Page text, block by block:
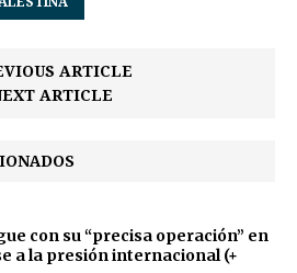
ARTICLE
ARTICLE
con su “precisa operación” en
a la presión internacional (+